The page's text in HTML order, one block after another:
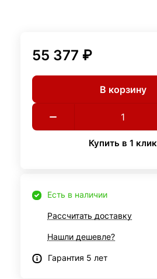
55 377 ₽
В корзину
Купить в 1 клик
Есть в наличии
Рассчитать доставку
Нашли дешевле?
Гарантия 5 лет